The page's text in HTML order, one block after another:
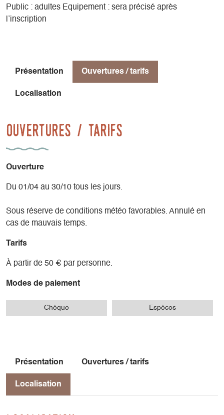
Public : adultes Equipement : sera précisé après
l’inscription
Présentation Ouvertures / tarifs
Localisation
Ouvertures / tarifs
Ouverture
Du 01/04 au 30/10 tous les jours.
Sous réserve de conditions météo favorables. Annulé en
cas de mauvais temps.
Tarifs
À partir de 50 € par personne.
Modes de paiement
Chèque Espèces
Présentation Ouvertures / tarifs
Localisation